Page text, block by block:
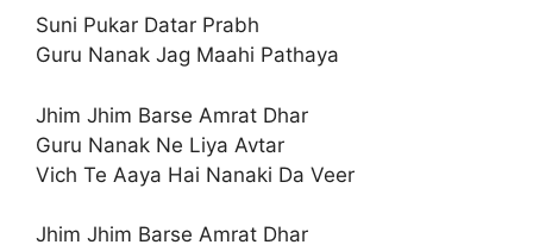
Suni Pukar Datar Prabh
Guru Nanak Jag Maahi Pathaya
Jhim Jhim Barse Amrat Dhar
Guru Nanak Ne Liya Avtar
Vich Te Aaya Hai Nanaki Da Veer
Jhim Jhim Barse Amrat Dhar